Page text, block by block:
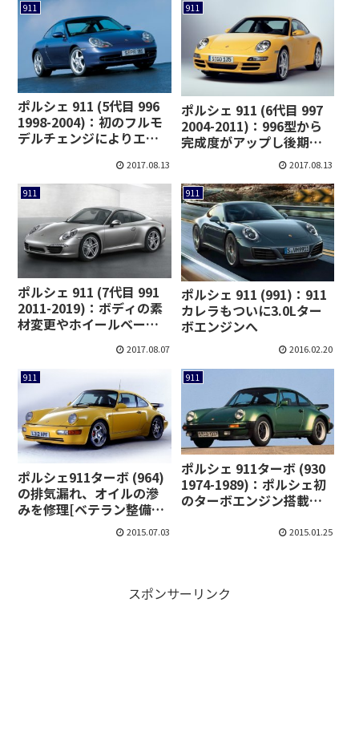
911
ポルシェ 911 (5代目 996
1998-2004)：初のフルモ
デルチェンジによりエン
2017.08.13
911
ポルシェ 911 (6代目 997
2004-2011)：996型から
完成度がアップし後期型
はエンジンを刷新 2017.08.13
911
ポルシェ 911 (7代目 991
2011-2019)：ボディの素
材変更やホイールベース
2017.08.07
911
ポルシェ 911 (991)：911
カレラもついに3.0Lター
ボエンジンへ
2016.02.20
911
ポルシェ911ターボ (964)
の排気漏れ、オイルの滲
みを修理[ベテラン整備士
2015.07.03
911
ポルシェ 911ターボ (930
1974-1989)：ポルシェ初
のターボエンジン搭載モ
2015.01.25
スポンサーリンク